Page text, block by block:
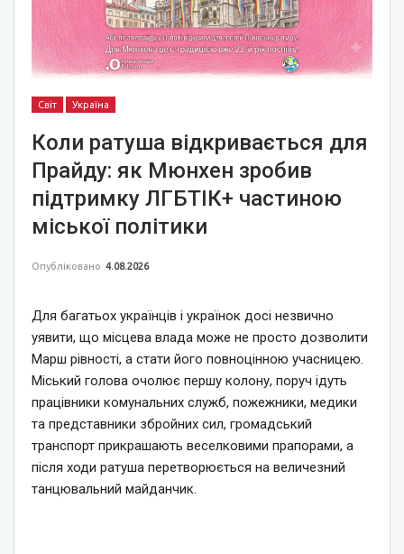
Світ Україна
Коли ратуша відкривається для
Прайду: як Мюнхен зробив
підтримку ЛГБТІК+ частиною
міської політики
Опубліковано 4.08.2026
Для багатьох українців і українок досі незвично
уявити, що місцева влада може не просто дозволити
Марш рівності, а стати його повноцінною учасницею.
Міський голова очолює першу колону, поруч ідуть
працівники комунальних служб, пожежники, медики
та представники збройних сил, громадський
транспорт прикрашають веселковими прапорами, а
після ходи ратуша перетворюється на величезний
танцювальний майданчик.